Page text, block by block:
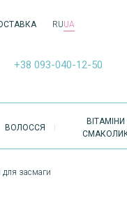
RUUA
+38 093-040-12-50
ВОЛОССЯ
ВІТАМІНИ
для засмаги